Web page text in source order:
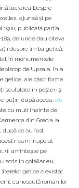
lucrarea Despre
ajunsă şi pe
1900, publicată parţial
189, de unde dau cîteva
despre limba getică,
în monumentele
de Upsala, în a
getice, ale căror forme
sculptate în peşteri şi
puţin după aceea, au
cu mult înainte de
din Grecia la
după ce au fost
neam înapoiat
(îi aminteşte pe
scris în gotă)Iar eu,
literelor getice a existat
cunoscută romanilor